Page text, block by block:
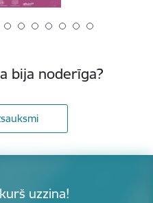
bija noderīga?
uzzina!